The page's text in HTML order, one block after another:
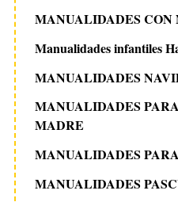
MANUALIDADES CON
Manualidades infantiles
MANUALIDADES
MANUALIDADES
MADRE
MANUALIDADES
MANUALIDADES